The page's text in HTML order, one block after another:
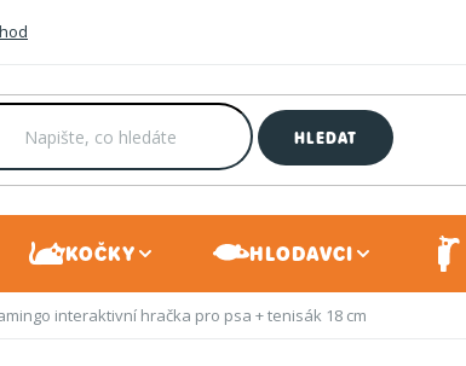
HLEDAT
KOČKY HLODAVCI
interaktivní hračka pro psa + tenisák 18 cm